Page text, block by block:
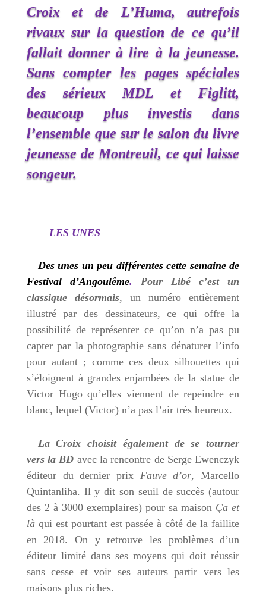
Croix et de L’Huma, autrefois
rivaux sur la question de ce qu’il
fallait donner à lire à la jeunesse.
Sans compter les pages spéciales
des sérieux MDL et Figlitt,
beaucoup plus investis dans
l’ensemble que sur le salon du livre
jeunesse de Montreuil, ce qui laisse
songeur.
LES UNES
Des unes un peu différentes cette semaine de
Festival d’Angoulême. Pour Libé c’est un
classique désormais, un numéro entièrement
illustré par des dessinateurs, ce qui offre la
possibilité de représenter ce qu’on n’a pas pu
capter par la photographie sans dénaturer l’info
pour autant ; comme ces deux silhouettes qui
s’éloignent à grandes enjambées de la statue de
Victor Hugo qu’elles viennent de repeindre en
blanc, lequel (Victor) n’a pas l’air très heureux.
La Croix choisit également de se tourner
vers la BD avec la rencontre de Serge Ewenczyk
éditeur du dernier prix Fauve d’or, Marcello
Quintanliha. Il y dit son seuil de succès (autour
des 2 à 3000 exemplaires) pour sa maison Ça et
làqui est pourtant est passée à côté de la faillite
en 2018. On y retrouve les problèmes d’un
éditeur limité dans ses moyens qui doit réussir
sans cesse et voir ses auteurs partir vers les
maisons plus riches.